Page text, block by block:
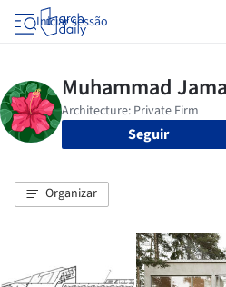
Iniciar sessão
Seguir
Organizar